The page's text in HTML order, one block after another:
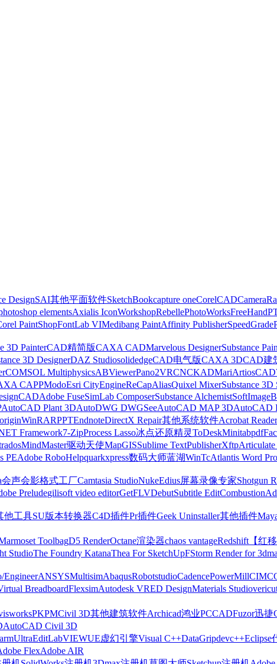
DesignSAI其他平面软件SketchBookcapture oneCorelCAD
elementsAxialis IconWorkshopRebellePhotoWorksFreeHand
PaintShopFontLab VIMedibang PaintAffinity PublisherSpeedGrade
3D PainterCAD精简版CAXA CADMarvelous DesignerSubstance
3D DesignerDAZ StudiosolidedgeCAD电气版CAXA 3DCAD建
COMSOL MultiphysicsABViewerPano2VRCNCKADMariArtiosCAD
CAPPModoEsri CityEngineReCapAliasQuixel MixerSubstance 3D
Adobe FuseSimLab ComposerSubstance AlchemistSoftImage
AutoCAD Plant 3DAutoDWG DWGSeeAutoCAD MAP 3DAutoCAD
originWinRARPPTEndnoteDirectX Repair其他系统软件Acrobat Reader
Framework7-ZipProcess Lasso冰点还原精灵ToDeskMinitab
MindMaster驱动天使MapGISSublime TextPublisherXftp
PEAdobe RoboHelpquarkxpress数码大师蓝湖WinTcAtlantis Word
会声会影格式工厂Camtasia StudioNukeEdius屏幕录像专家Shotgun
Preludegilisoft video editorGetFLVDebutSubtitle EditCombustion
他工具SU版本转换器C4D插件Pr插件Geek Uninstaller其他插件
ToolbagD5 RenderOctane渲染器chaos vantageRedshift【红
StudioThe Foundry KatanaThea For SketchUpFStorm Render for
EngineerANSYSMultisimAbaqusRobotstudioCadencePowerMill
BreadboardFlexsimAutodesk VRED DesignMaterials Studio
PKPMCivil 3D其他建筑软件Archicad鸿业PCCADFuzor迅捷
AutoCAD Civil 3D
UltraEditLabVIEWUE虚幻引擎Visual C++DataGripdevc++Eclipse
FlexAdobe AIR